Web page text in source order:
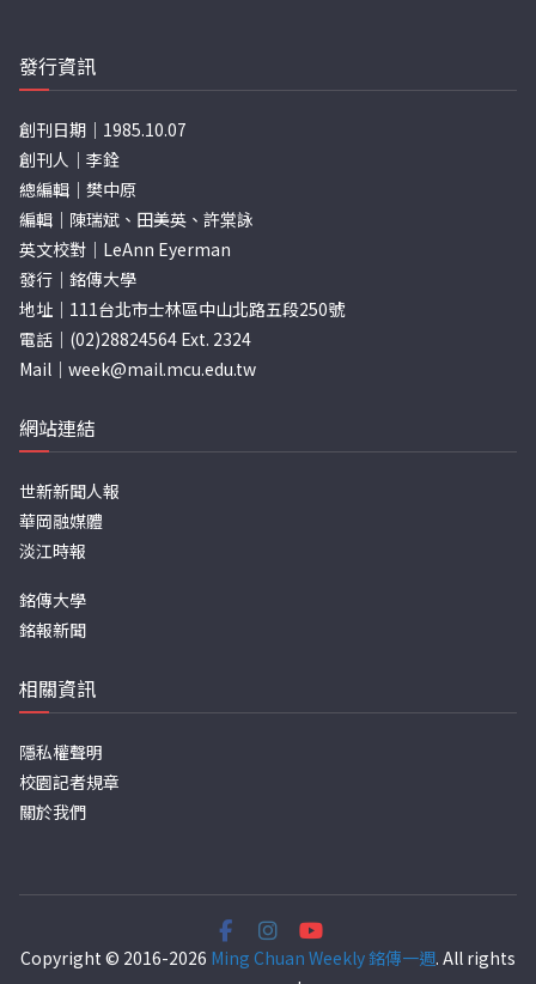
發行資訊
創刊日期｜1985.10.07
創刊人｜李銓
總編輯｜樊中原
編輯｜陳瑞斌、田美英、許棠詠
英文校對｜LeAnn Eyerman
發行｜銘傳大學
地址｜111台北市士林區中山北路五段250號
電話｜(02)28824564 Ext. 2324
Mail｜ week@mail.mcu.edu.tw
網站連結
世新新聞人報
華岡融媒體
淡江時報
銘傳大學
銘報新聞
相關資訊
隱私權聲明
校園記者規章
關於我們
Copyright © 2016-2026 Ming Chuan Weekly 銘傳一週. All rights